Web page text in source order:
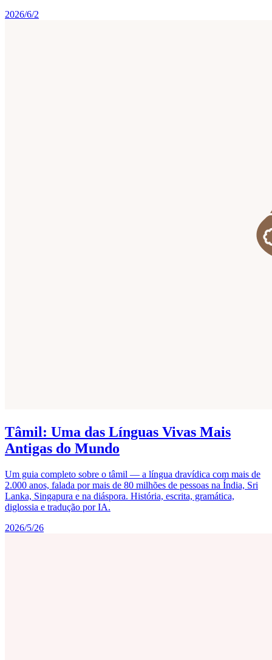
2026/6/2
Tâmil: Uma das Línguas Vivas Mais
Antigas do Mundo
Um guia completo sobre o tâmil — a língua dravídica com mais de
2.000 anos, falada por mais de 80 milhões de pessoas na Índia, Sri
Lanka, Singapura e na diáspora. História, escrita, gramática,
diglossia e tradução por IA.
2026/5/26